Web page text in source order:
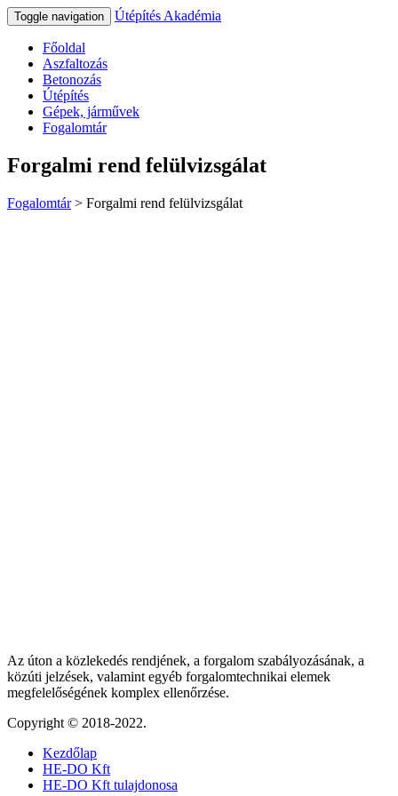
Toggle navigation Útépítés Akadémia
Főoldal
Aszfaltozás
Betonozás
Útépítés
Gépek, járművek
Fogalomtár
Forgalmi rend felülvizsgálat
Fogalomtár> Forgalmi rend felülvizsgálat
Az úton a közlekedés rendjének, a forgalom szabályozásának, a
közúti jelzések, valamint egyéb forgalomtechnikai elemek
megfelelőségének komplex ellenőrzése.
Copyright © 2018-2022.
Kezdőlap
HE-DO Kft
HE-DO Kft tulajdonosa